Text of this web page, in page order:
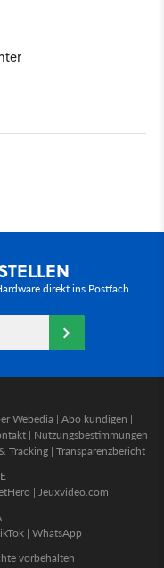
direkt ins Postfach
Webedia | Abo kündigen |
| Nutzungsbestimmungen |
Tracking | Transparenzbericht
| Jeuxvideo.com
| WhatsApp
vorbehalten